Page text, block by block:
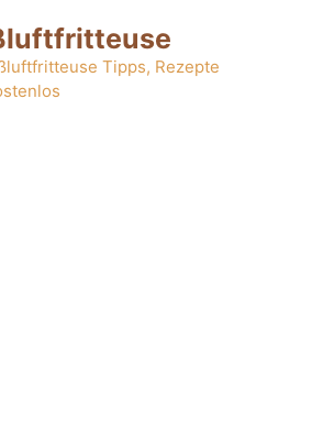
Tipps, Rezepte